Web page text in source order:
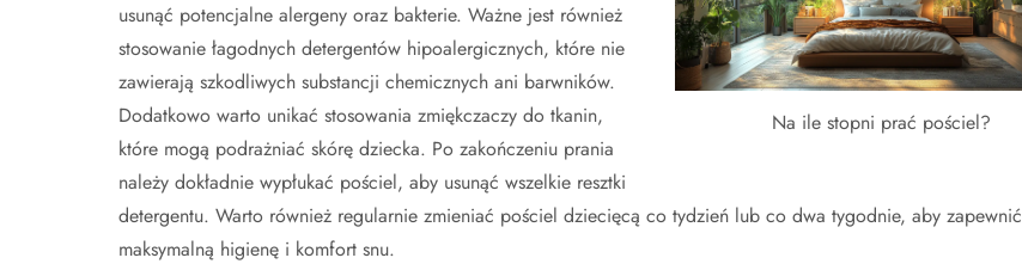
Na ile stopni prać pościel?
usunąć potencjalne alergeny oraz bakterie. Ważne jest również
stosowanie łagodnych detergentów hipoalergicznych, które nie
zawierają szkodliwych substancji chemicznych ani barwników.
Dodatkowo warto unikać stosowania zmiękczaczy do tkanin,
które mogą podrażniać skórę dziecka. Po zakończeniu prania
należy dokładnie wypłukać pościel, aby usunąć wszelkie resztki
detergentu. Warto również regularnie zmieniać pościel dziecięcą co tydzień lub co dwa tygodnie, aby zapewnić
maksymalną higienę i komfort snu.